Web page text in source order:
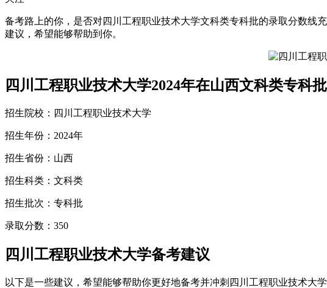
备考路上的你，是否对四川工程职业技术大学文科类专科批的录取分数线
建议，希望能够帮助到你。
四川工程职业技术大学2024年在山西文科类专科
招生院校：四川工程职业技术大学
招生年份：2024年
招生省份：山西
招生科类：文科类
招生批次：专科批
录取分数：350
四川工程职业技术大学备考建议
以下是一些建议，希望能够帮助你更好地备考并冲刺四川工程职业技术大学